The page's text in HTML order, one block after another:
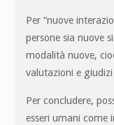
Per “nuove
persone sia nuove
modalità nuove,
valutazioni e
Per concludere,
esseri umani come